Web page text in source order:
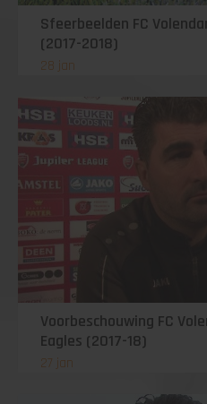
Sfeerbeelden FC
(2017-2018)
28 jan
Voorbeschouwing FC
Eagles (2017-18)
27 jan